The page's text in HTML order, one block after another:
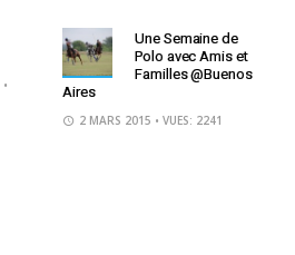
•
Une Semaine de
Polo avec Amis et
Familles @Buenos
Aires
2 MARS 2015 • VUES: 2241